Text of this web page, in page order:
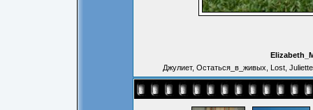
Джулиет, Остаться_в_живых, Lost,